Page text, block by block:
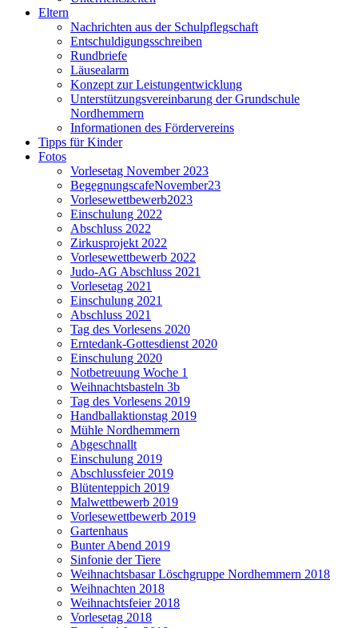
Eltern
Nachrichten aus der Schulpflegschaft
Entschuldigungsschreiben
Rundbriefe
Läusealarm
Konzept zur Leistungentwicklung
Unterstützungsvereinbarung der Grundschule
Nordhemmern
Informationen des Fördervereins
Tipps für Kinder
Fotos
Vorlesetag November 2023
BegegnungscafeNovember23
Vorlesewettbewerb2023
Einschulung 2022
Abschluss 2022
Zirkusprojekt 2022
Vorlesewettbewerb 2022
Judo-AG Abschluss 2021
Vorlesetag 2021
Einschulung 2021
Abschluss 2021
Tag des Vorlesens 2020
Erntedank-Gottesdienst 2020
Einschulung 2020
Notbetreuung Woche 1
Weihnachtsbasteln 3b
Tag des Vorlesens 2019
Handballaktionstag 2019
Mühle Nordhemmern
Abgeschnallt
Einschulung 2019
Abschlussfeier 2019
Blütenteppich 2019
Malwettbewerb 2019
Vorlesewettbewerb 2019
Gartenhaus
Bunter Abend 2019
Sinfonie der Tiere
Weihnachtsbasar Löschgruppe Nordhemmern 2018
Weihnachten 2018
Weihnachtsfeier 2018
Vorlesetag 2018